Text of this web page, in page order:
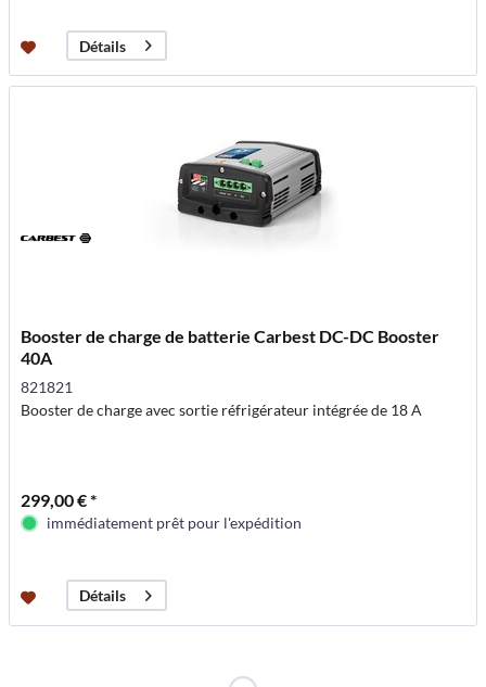
Détails
Booster de charge de batterie Carbest DC-DC Booster
40A
821821
Booster de charge avec sortie réfrigérateur intégrée de 18 A
299,00 € *
immédiatement prêt pour l'expédition
Détails